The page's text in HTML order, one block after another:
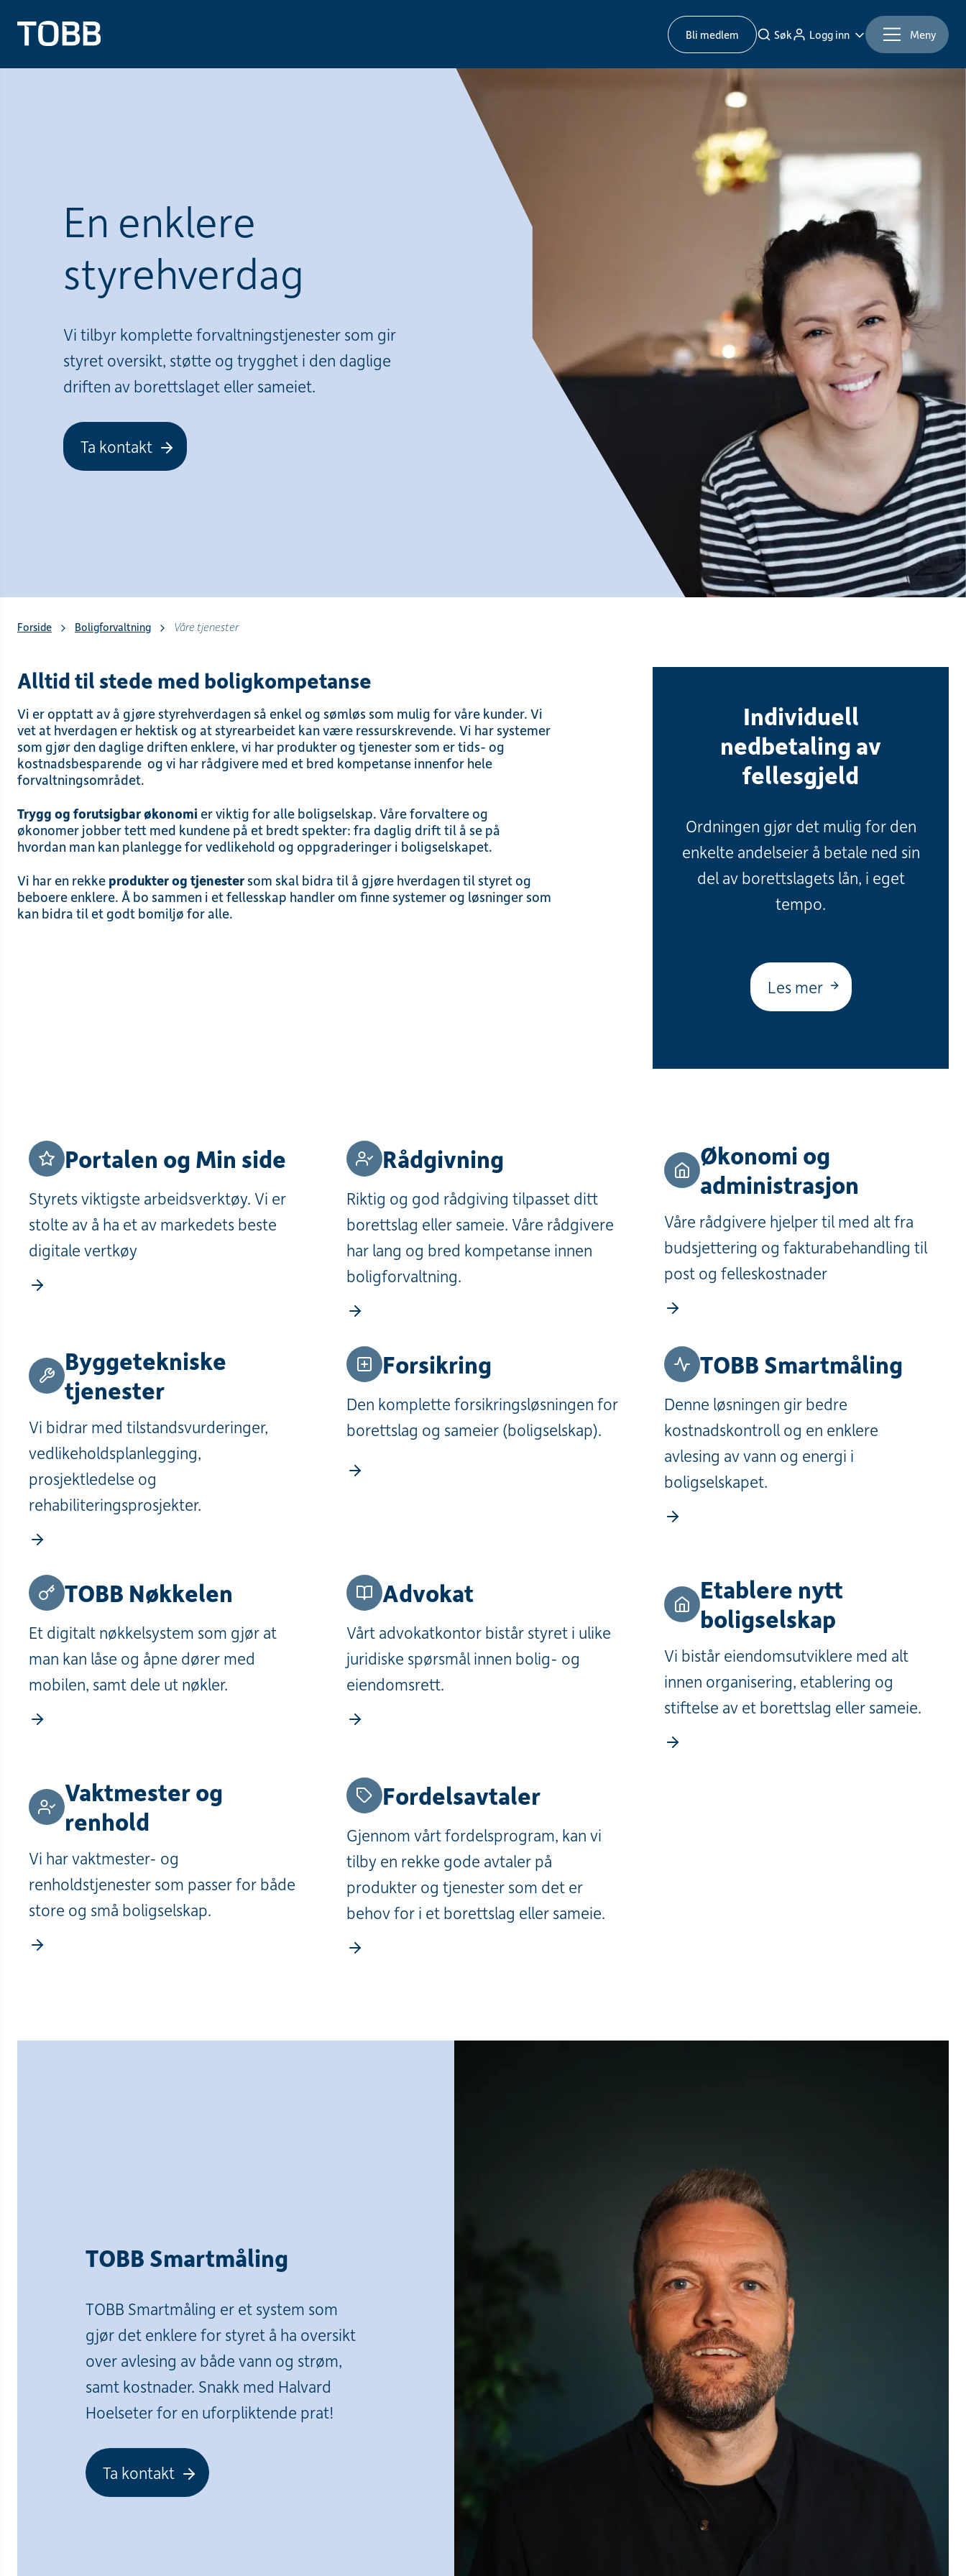
Bli medlem Søk Logg inn Meny
En enklere
styrehverdag
Vi tilbyr komplette forvaltningstjenester som gir
styret oversikt, støtte og trygghet i den daglige
driften av borettslaget eller sameiet.
Ta kontakt
Forside Boligforvaltning Våre tjenester
Alltid til stede med boligkompetanse
Vi er opptatt av å gjøre styrehverdagen så enkel og sømløs som mulig for våre kunder. Vi
vet at hverdagen er hektisk og at styrearbeidet kan være ressurskrevende. Vi har systemer
som gjør den daglige driften enklere, vi har produkter og tjenester som er tids- og
kostnadsbesparende og vi har rådgivere med et bred kompetanse innenfor hele
forvaltningsområdet.
Trygg og forutsigbar økonomi er viktig for alle boligselskap. Våre forvaltere og
økonomer jobber tett med kundene på et bredt spekter: fra daglig drift til å se på
hvordan man kan planlegge for vedlikehold og oppgraderinger i boligselskapet.
Vi har en rekke produkter og tjenestersom skal bidra til å gjøre hverdagen til styret og
beboere enklere. Å bo sammen i et fellesskap handler om finne systemer og løsninger som
kan bidra til et godt bomiljø for alle.
Individuell
nedbetaling av
fellesgjeld
Ordningen gjør det mulig for den
enkelte andelseier å betale ned sin
del av borettslagets lån, i eget
tempo.
Les mer
Portalen og Min side
Styrets viktigste arbeidsverktøy. Vi er
stolte av å ha et av markedets beste
digitale vertkøy
Rådgivning
Riktig og god rådgiving tilpasset ditt
borettslag eller sameie. Våre rådgivere
har lang og bred kompetanse innen
boligforvaltning.
Økonomi og
administrasjon
Våre rådgivere hjelper til med alt fra
budsjettering og fakturabehandling til
post og felleskostnader
Byggetekniske
tjenester
Vi bidrar med tilstandsvurderinger,
vedlikeholdsplanlegging,
prosjektledelse og
rehabiliteringsprosjekter.
Forsikring
Den komplette forsikringsløsningen for
borettslag og sameier (boligselskap).
TOBB Smartmåling
Denne løsningen gir bedre
kostnadskontroll og en enklere
avlesing av vann og energi i
boligselskapet.
TOBB Nøkkelen
Et digitalt nøkkelsystem som gjør at
man kan låse og åpne dører med
mobilen, samt dele ut nøkler.
Advokat
Vårt advokatkontor bistår styret i ulike
juridiske spørsmål innen bolig- og
eiendomsrett.
Etablere nytt
boligselskap
Vi bistår eiendomsutviklere med alt
innen organisering, etablering og
stiftelse av et borettslag eller sameie.
Vaktmester og
renhold
Vi har vaktmester- og
renholdstjenester som passer for både
store og små boligselskap.
Fordelsavtaler
Gjennom vårt fordelsprogram, kan vi
tilby en rekke gode avtaler på
produkter og tjenester som det er
behov for i et borettslag eller sameie.
TOBB Smartmåling
TOBB Smartmåling er et system som
gjør det enklere for styret å ha oversikt
over avlesing av både vann og strøm,
samt kostnader. Snakk med Halvard
Hoelseter for en uforpliktende prat!
Ta kontakt